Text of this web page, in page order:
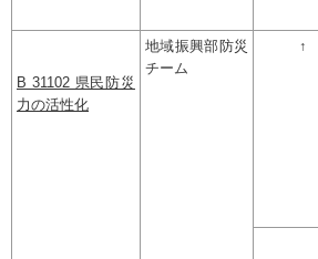
B 31102 県民防災
力の活性化
地域振興部防災
チーム
↑